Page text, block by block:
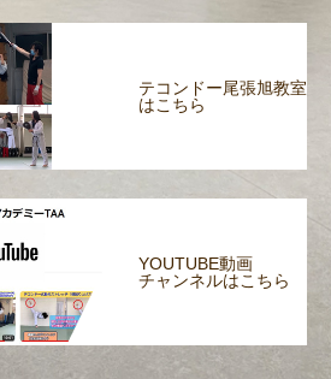
テコンドー尾張旭教室
はこちら
YOUTUBE動画
チャンネルはこちら